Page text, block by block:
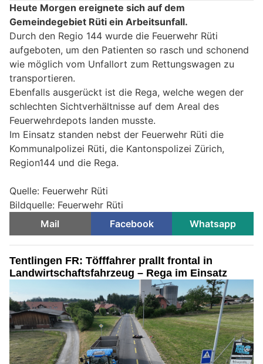
Heute Morgen ereignete sich auf dem
Gemeindegebiet Rüti ein Arbeitsunfall.
Durch den Regio 144 wurde die Feuerwehr Rüti
aufgeboten, um den Patienten so rasch und schonend
wie möglich vom Unfallort zum Rettungswagen zu
transportieren.
Ebenfalls ausgerückt ist die Rega, welche wegen der
schlechten Sichtverhältnisse auf dem Areal des
Feuerwehrdepots landen musste.
Im Einsatz standen nebst der Feuerwehr Rüti die
Kommunalpolizei Rüti, die Kantonspolizei Zürich,
Region144 und die Rega.
Quelle: Feuerwehr Rüti
Bildquelle: Feuerwehr Rüti
Mail
Facebook Whatsapp
Tentlingen FR: Töfffahrer prallt frontal in
Landwirtschaftsfahrzeug – Rega im Einsatz